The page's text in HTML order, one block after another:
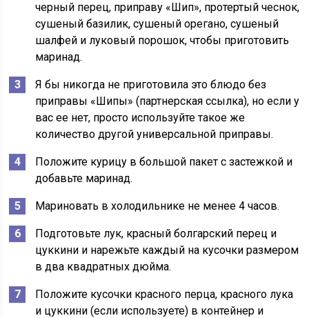
черный перец, приправу «Шип», протертый чеснок,
сушеный базилик, сушеный орегано, сушеный
шалфей и луковый порошок, чтобы приготовить
маринад.
Я бы никогда не приготовила это блюдо без
приправы «Шипы» (партнерская ссылка), но если у
вас ее нет, просто используйте такое же
количество другой универсальной приправы.
Положите курицу в большой пакет с застежкой и
добавьте маринад.
Мариновать в холодильнике не менее 4 часов.
Подготовьте лук, красный болгарский перец и
цуккини и нарежьте каждый на кусочки размером
в два квадратных дюйма.
Положите кусочки красного перца, красного лука
и цуккини (если используете) в контейнер и